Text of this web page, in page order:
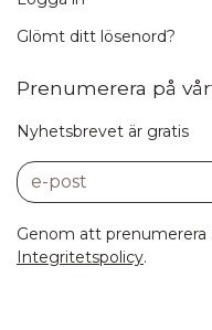
Glömt ditt lösenord?
Prenumerera på
Nyhetsbrevet är gratis
e-post
Genom att
Integritetspolicy.